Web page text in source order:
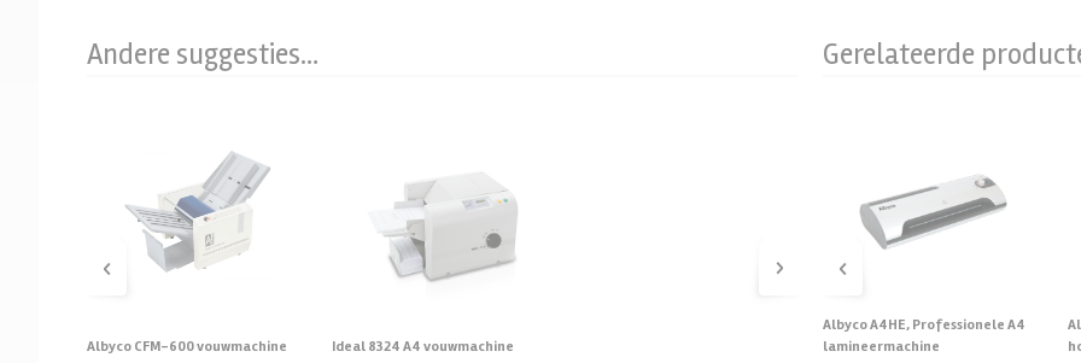
Andere suggesties…
‹
Albyco CFM-600 vouwmachine Ideal 8324 A4 vouwmachine
›
Gerelateerde
‹
Albyco A4HE, Professionele A4
lamineermachine